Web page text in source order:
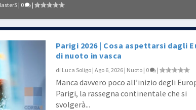
| 0 |
Parigi 2026 | Cosa aspettarsi dagli
di nuoto in vasca
di Luca Soligo | Ago 6, 2026 | Nuoto | 0 |
Manca davvero poco all’inizio degli
Parigi, la rassegna continentale che si
svolgerà...